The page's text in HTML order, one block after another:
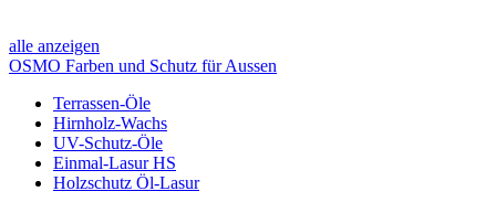
alle anzeigen
OSMO Farben und Schutz für Aussen
Terrassen-Öle
Hirnholz-Wachs
UV-Schutz-Öle
Einmal-Lasur HS
Holzschutz Öl-Lasur